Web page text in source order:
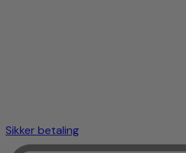
Sikker betaling